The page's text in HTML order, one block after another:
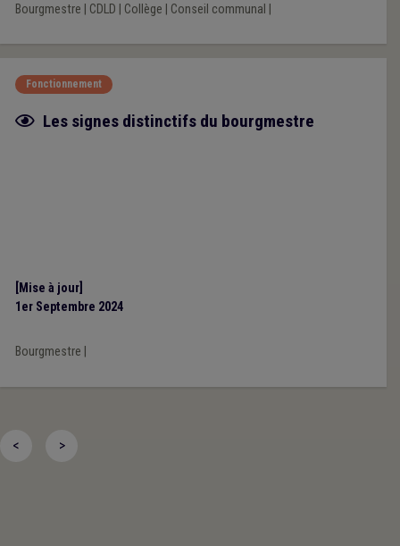
Bourgmestre CDLD Collège Conseil communal
Fonctionnement
Fiche focus
Les signes distinctifs du bourgmestre
[Mise à jour]
1er Septembre 2024
Bourgmestre
< >